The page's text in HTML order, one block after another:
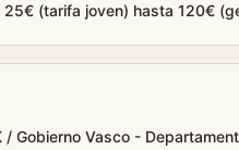
(tarifa joven) hasta 120€
Gobierno Vasco -